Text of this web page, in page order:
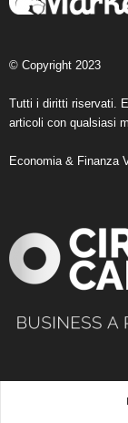
© Copyright 2023
Tutti i diritti riservati.
articoli con qualsiasi
Economia & Finanza